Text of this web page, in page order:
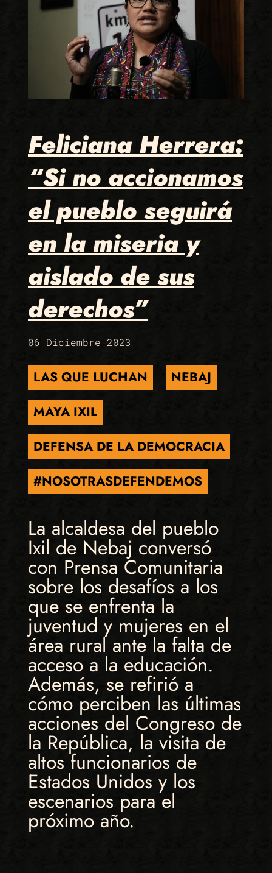
Feliciana Herrera:
“Si no accionamos
el pueblo seguirá
en la miseria y
aislado de sus
derechos”
06 Diciembre 2023
LAS QUE LUCHAN
NEBAJ
MAYA IXIL
DEFENSA DE LA DEMOCRACIA
#NOSOTRASDEFENDEMOS
La alcaldesa del pueblo
Ixil de Nebaj conversó
con Prensa Comunitaria
sobre los desafíos a los
que se enfrenta la
juventud y mujeres en el
área rural ante la falta de
acceso a la educación.
Además, se refirió a
cómo perciben las últimas
acciones del Congreso de
la República, la visita de
altos funcionarios de
Estados Unidos y los
escenarios para el
próximo año.